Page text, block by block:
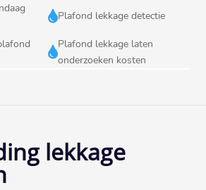
Plafond lekkage detectie

Plafond lekkage laten
onderzoeken kosten
lekkage